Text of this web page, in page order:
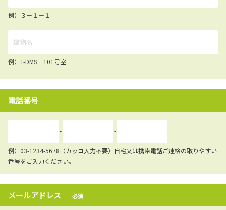
例）３－１－１
例）T-DMS 101号室
電話番号
- -
例）03-1234-5678（カッコ入力不要）自宅又は携帯電話ご連絡の取りやすい
番号をご入力ください。
メールアドレス 必須